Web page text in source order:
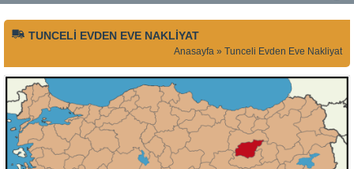
TUNCELI EVDEN EVE NAKLIYAT
Anasayfa » Tunceli Evden Eve Nakliyat